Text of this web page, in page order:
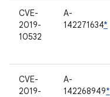
CVE-
2019-
10532
A-
142271634*
CVE-
2019-
A-
142268949*